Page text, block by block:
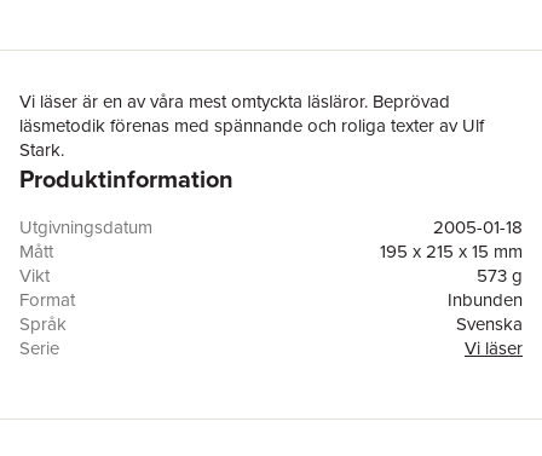
Vi läser är en av våra mest omtyckta läsläror. Beprövad
läsmetodik förenas med spännande och roliga texter av Ulf
Stark.
Produktinformation
Utgivningsdatum
2005-01-18
Mått
195 x 215 x 15 mm
Vikt
573 g
Format
Inbunden
Språk
Svenska
Serie
Vi läser
Förlag
Liber